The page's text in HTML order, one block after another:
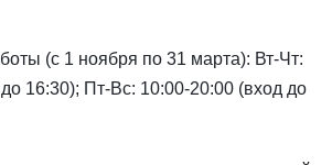
(с 1 ноября по 31 марта): Вт-Чт:
16:30); Пт-Вс: 10:00-20:00 (вход до